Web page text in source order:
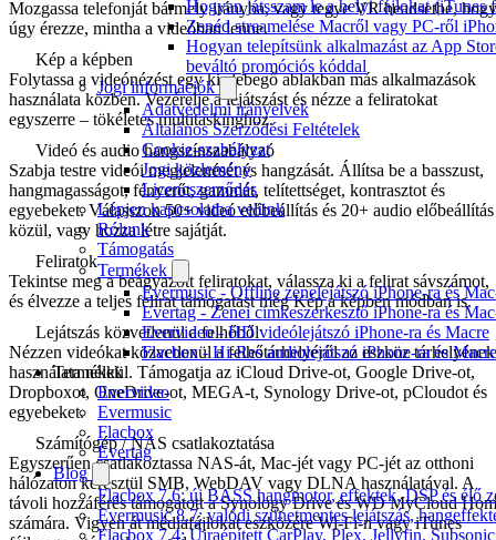
Hogyan játsszam le a helyi fájlokat (iTunes
Zenéd streamelése Macről vagy PC-ről
Hogyan telepítsünk alkalmazást az App
beváltó promóciós kóddal
Jogi információk
Adatvédelmi irányelvek
Általános Szerződési Feltételek
Cookie-szabályzat
Jogi közlemény
Licencszerződés
Lépjen kapcsolatba velünk
Rólunk
Támogatás
Termékek
Evermusic - Offline zenelejátszó iPhone-ra és
Evertag - Zenei címkeszerkesztő iPhone-ra és
Evervideo - HD videólejátszó iPhone-ra és Macre
Flacbox - Hi-Res audiolejátszó iPhone-ra és Macre
Termékek
Evervideo
Evermusic
Flacbox
Evertag
Blog
Flacbox 7.6: új BASS hangmotor, effektek, DSP és élő
Evermusic 8.7: valódi szünetmentes lejátszás,
Flacbox 7.4: Újraépített CarPlay, Plex, Jellyfin,
Mozgassa telefonját bármely irányba, vagy tegye VR headsetbe, hogy
úgy érezze, mintha a videóban lenne.
Kép a képben
Folytassa a videónézést egy kis lebegő ablakban más alkalmazások
használata közben. Vezérelje a lejátszást és nézze a feliratokat
egyszerre – tökéletes multitaskinghoz.
Videó és audio hangszínszabályzó
Szabja testre videói megjelenését és hangzását. Állítsa be a basszust,
hangmagasságot, fényerőt, gammát, telítettséget, kontrasztot és
egyebeket. Válasszon 50+ videó előbeállítás és 20+ audio előbeállítás
közül, vagy hozza létre sajátját.
Feliratok
Tekintse meg a beágyazott feliratokat, válassza ki a felirat sávszámot,
és élvezze a teljes felirat támogatást még Kép a képben módban is.
Lejátszás közvetlenül a felhőből
Nézzen videókat közvetlenül a felhőtárhelyéről az eszköz tárhelyének
használata nélkül. Támogatja az iCloud Drive-ot, Google Drive-ot,
Dropboxot, OneDrive-ot, MEGA-t, Synology Drive-ot, pCloudot és
egyebeket.
Számítógép / NAS csatlakoztatása
Egyszerűen csatlakoztassa NAS-át, Mac-jét vagy PC-jét az otthoni
hálózaton keresztül SMB, WebDAV vagy DLNA használatával. A
távoli hozzáférés támogatott a Synology Drive és WD MyCloud
számára. Vigyen át médiafájlokat eszközére Wi-Fi-n vagy iTunes